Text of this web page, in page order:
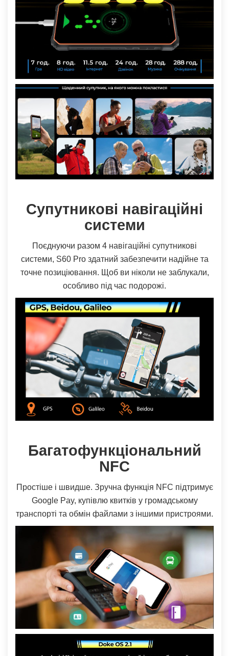
Супутникові навігаційні
системи
Поєднуючи разом 4 навігаційні супутникові
системи, S60 Pro здатний забезпечити надійне та
точне позиціювання. Щоб ви ніколи не заблукали,
особливо під час подорожі.
Багатофункціональний
NFC
Простіше і швидше. Зручна функція NFC підтримує
Google Pay, купівлю квитків у громадському
транспорті та обмін файлами з іншими пристроями.